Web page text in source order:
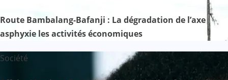
Route Bambalang-Bafanji : La dégradation de l’axe
asphyxie les activités économiques
Société